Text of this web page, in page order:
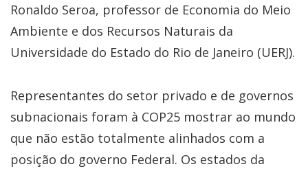
Ronaldo Seroa, professor de Economia do Meio
Ambiente e dos Recursos Naturais da
Universidade do Estado do Rio de Janeiro (UERJ).
Representantes do setor privado e de governos
subnacionais foram à COP25 mostrar ao mundo
que não estão totalmente alinhados com a
posição do governo Federal. Os estados da